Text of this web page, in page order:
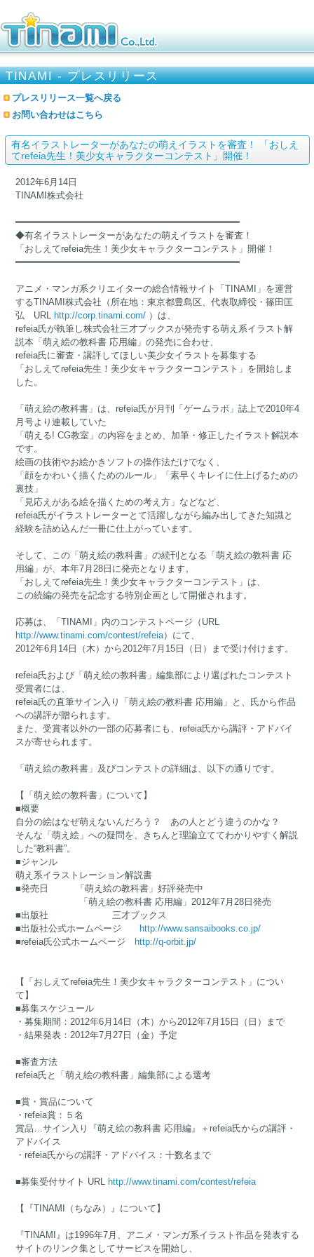
TINAMI - プレスリリース
プレスリリース一覧へ戻る
お問い合わせはこちら
有名イラストレーターがあなたの萌えイラストを審査！ 「おしえ
てrefeia先生！美少女キャラクターコンテスト」開催！
2012年6月14日
TINAMI株式会社
━━━━━━━━━━━━━━━━━━━━━━━━━━━━━━━━━━━━━━━━
◆有名イラストレーターがあなたの萌えイラストを審査！
「おしえてrefeia先生！美少女キャラクターコンテスト」開催！
━━━━━━━━━━━━━━━━━━━━━━━━━━━━━━━━━━━━━━━━
アニメ・マンガ系クリエイターの総合情報サイト「TINAMI」を運営
するTINAMI株式会社（所在地：東京都豊島区、代表取締役・篠田匡
弘 URL
http://corp.tinami.com/）は、
refeia氏が執筆し株式会社三才ブックスが発売する萌え系イラスト解
説本「萌え絵の教科書 応用編」の発売に合わせ、
refeia氏に審査・講評してほしい美少女イラストを募集する
「おしえてrefeia先生！美少女キャラクターコンテスト」を開始しま
した。
「萌え絵の教科書」は、refeia氏が月刊「ゲームラボ」誌上で2010年4
月号より連載していた
「萌える! CG教室」の内容をまとめ、加筆・修正したイラスト解説本
です。
絵画の技術やお絵かきソフトの操作法だけでなく、
「顔をかわいく描くためのルール」「素早くキレイに仕上げるための
裏技」
「見応えがある絵を描くための考え方」などなど、
refeia氏がイラストレーターとて活躍しながら編み出してきた知識と
経験を詰め込んだ一冊に仕上がっています。
そして、この「萌え絵の教科書」の続刊となる「萌え絵の教科書 応
用編」が、本年7月28日に発売となります。
「おしえてrefeia先生！美少女キャラクターコンテスト」は、
この続編の発売を記念する特別企画として開催されます。
応募は、「TINAMI」内のコンテストページ（URL
http://www.tinami.com/contest/refeia）にて、
2012年6月14日（木）から2012年7月15日（日）まで受け付けます。
refeia氏および「萌え絵の教科書」編集部により選ばれたコンテスト
受賞者には、
refeia氏の直筆サイン入り「萌え絵の教科書 応用編」と、氏から作品
への講評が贈られます。
また、受賞者以外の一部の応募者にも、refeia氏から講評・アドバイ
スが寄せられます。
「萌え絵の教科書」及びコンテストの詳細は、以下の通りです。
【「萌え絵の教科書」について】
■概要
自分の絵はなぜ萌えないんだろう？ あの人とどう違うのかな？
そんな「萌え絵」への疑問を、きちんと理論立ててわかりやすく解説
した“教科書”。
■ジャンル
萌え系イラストレーション解説書
■発売日 「萌え絵の教科書」好評発売中
「萌え絵の教科書 応用編」2012年7月28日発売
■出版社 三才ブックス
■出版社公式ホームページ
http://www.sansaibooks.co.jp/
■refeia氏公式ホームページ
http://q-orbit.jp/
【「おしえてrefeia先生！美少女キャラクターコンテスト」につい
て】
■募集スケジュール
・募集期間：2012年6月14日（木）から2012年7月15日（日）まで
・結果発表：2012年7月27日（金）予定
■審査方法
refeia氏と「萌え絵の教科書」編集部による選考
■賞・賞品について
・refeia賞：５名
賞品…サイン入り『萌え絵の教科書 応用編』＋refeia氏からの講評・
アドバイス
・refeia氏からの講評・アドバイス：十数名まで
■募集受付サイト URL http://www.tinami.com/contest/refeia
【『TINAMI（ちなみ）』について】
『TINAMI』は1996年7月、アニメ・マンガ系イラスト作品を発表する
サイトのリンク集としてサービスを開始し、